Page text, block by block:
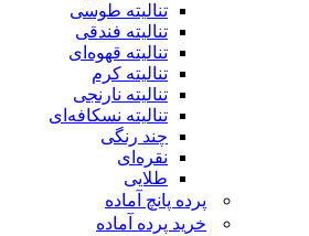
تنالیته طوسی
تنالیته فندقی
تنالیته قهوه‌ای
تنالیته کرم
تنالیته نارنجی
تنالیته نسکافه‌ای
چند رنگی
نقره‌ای
طلایی
پرده پانچ آماده
خرید پرده آماده